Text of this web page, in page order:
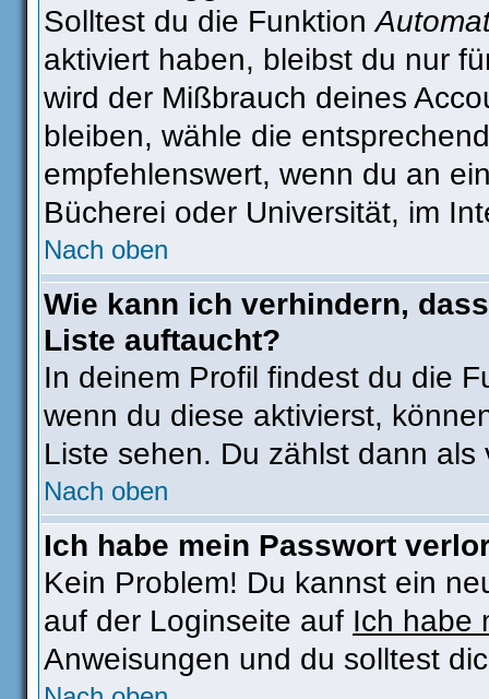
Solltest du die Funktion
aktiviert haben, bleibst du nur
wird der Mißbrauch deines
bleiben, wähle die
empfehlenswert, wenn du an
Bücherei oder Universität, im
Nach oben
Wie kann ich verhindern,
Liste auftaucht?
In deinem Profil findest du die
wenn du diese aktivierst,
Liste sehen. Du zählst dann als
Nach oben
Ich habe mein Passwort
Kein Problem! Du kannst ein
auf der Loginseite auf Ich habe
Anweisungen und du solltest